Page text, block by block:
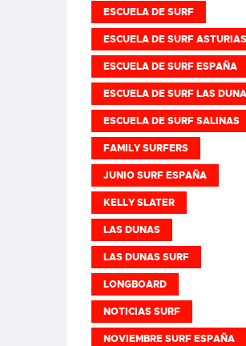
ESCUELA DE SURF
ESCUELA DE SURF ASTURIAS
ESCUELA DE SURF ESPAÑA
ESCUELA DE SURF LAS
ESCUELA DE SURF SALINAS
FAMILY SURFERS
JUNIO SURF ESPAÑA
KELLY SLATER
LAS DUNAS
LAS DUNAS SURF
LONGBOARD
NOTICIAS SURF
NOVIEMBRE SURF ESPAÑA